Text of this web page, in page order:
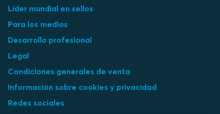
Líder mundial en sellos
Para los medios
Desarrollo profesional
Legal
Condiciones generales de venta
Información sobre cookies y privacidad
Redes sociales